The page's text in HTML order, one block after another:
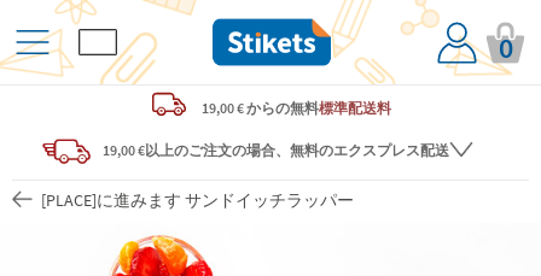
0
19,00 € からの無料標準配送料
19,00 €以上のご注文の場合、無料のエクスプレス配送
[PLACE]に進みます サンドイッチラッパー